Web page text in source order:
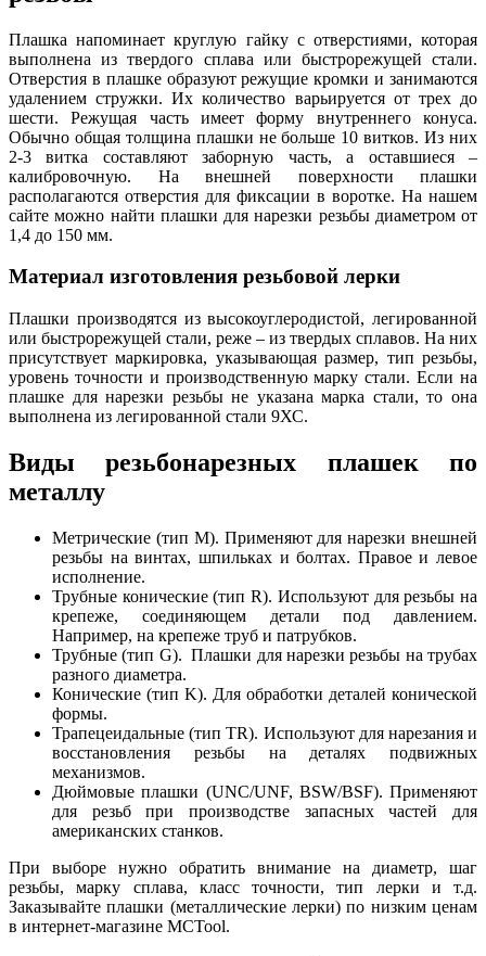
Плашка напоминает круглую гайку с отверстиями, которая
выполнена из твердого сплава или быстрорежущей стали.
Отверстия в плашке образуют режущие кромки и занимаются
удалением стружки. Их количество варьируется от трех до
шести. Режущая часть имеет форму внутреннего конуса.
Обычно общая толщина плашки не больше 10 витков. Из них
2-3 витка составляют заборную часть, а оставшиеся –
калибровочную. На внешней поверхности плашки
располагаются отверстия для фиксации в воротке. На нашем
сайте можно найти плашки для нарезки резьбы диаметром от
1,4 до 150 мм.
Материал изготовления резьбовой лерки
Плашки производятся из высокоуглеродистой, легированной
или быстрорежущей стали, реже – из твердых сплавов. На них
присутствует маркировка, указывающая размер, тип резьбы,
уровень точности и производственную марку стали. Если на
плашке для нарезки резьбы не указана марка стали, то она
выполнена из легированной стали 9ХС.
Виды резьбонарезных плашек по
металлу
Метрические (тип М). Применяют для нарезки внешней
резьбы на винтах, шпильках и болтах. Правое и левое
исполнение.
Трубные конические (тип R). Используют для резьбы на
крепеже, соединяющем детали под давлением.
Например, на крепеже труб и патрубков.
Трубные (тип G). Плашки для нарезки резьбы на трубах
разного диаметра.
Конические (тип K). Для обработки деталей конической
формы.
Трапецеидальные (тип TR). Используют для нарезания и
восстановления резьбы на деталях подвижных
механизмов.
Дюймовые плашки (UNC/UNF, BSW/BSF). Применяют
для резьб при производстве запасных частей для
американских станков.
При выборе нужно обратить внимание на диаметр, шаг
резьбы, марку сплава, класс точности, тип лерки и т.д.
Заказывайте плашки (металлические лерки) по низким ценам
в интернет-магазине MCTool.